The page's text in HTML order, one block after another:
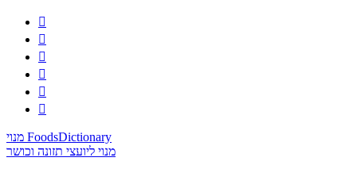






מנוי FoodsDictionary
מנוי ליועצי תזונה וכושר